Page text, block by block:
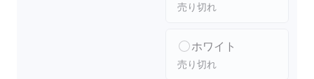
売り切れ
ホワイト
売り切れ